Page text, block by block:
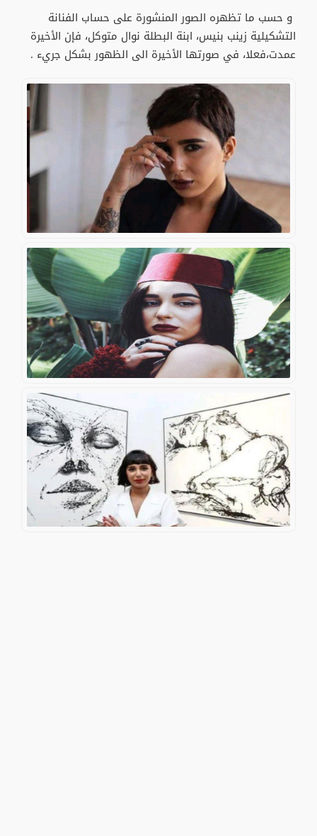
و حسب ما تظهره الصور المنشورة على حساب الفنانة
التشكيلية زينب بنيس، ابنة البطلة نوال متوكل، فإن الأخيرة
عمدت،فعلا، في صورتها الأخيرة الى الظهور بشكل جريء .